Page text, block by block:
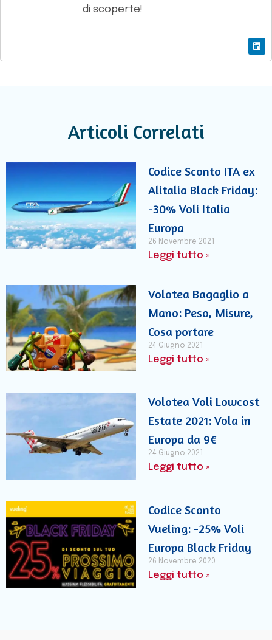
di scoperte!
Articoli Correlati
Codice Sconto ITA ex
Alitalia Black Friday:
-30% Voli Italia
Europa
26 Novembre 2021
Leggi tutto »
Volotea Bagaglio a
Mano: Peso, Misure,
Cosa portare
24 Giugno 2021
Leggi tutto »
Volotea Voli Lowcost
Estate 2021: Vola in
Europa da 9€
24 Giugno 2021
Leggi tutto »
Codice Sconto
Vueling: -25% Voli
Europa Black Friday
26 Novembre 2020
Leggi tutto »